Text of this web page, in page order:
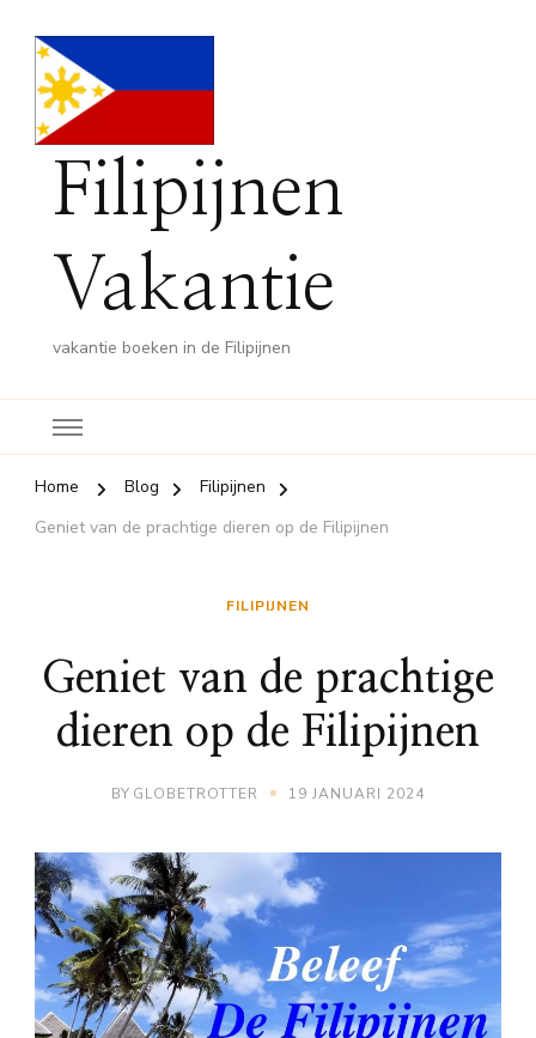
Filipijnen
Vakantie
vakantie boeken in de Filipijnen
Home Blog
Filipijnen
Geniet van de prachtige dieren op de Filipijnen
FILIPIJNEN
Geniet van de prachtige
dieren op de Filipijnen
BY GLOBETROTTER 19 JANUARI 2024